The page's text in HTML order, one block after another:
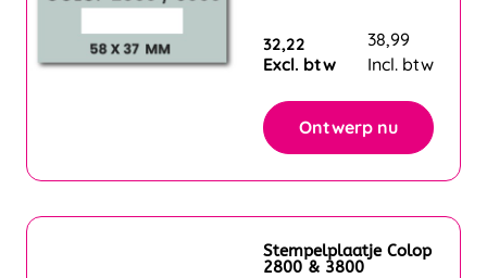
32,22
Excl. btw
38,99
Incl. btw
Ontwerp nu
Stempelplaatje Colop
2800 & 3800